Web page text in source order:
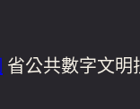
省公共數字文